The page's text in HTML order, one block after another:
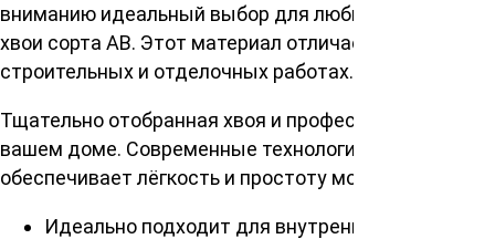
вниманию идеальный выбор для любителей
хвои сорта АВ. Этот материал отличается своей
строительных и отделочных работах.
Тщательно отобранная хвоя и профессиональная
вашем доме. Современные технологии обработки
обеспечивает лёгкость и простоту монтажа.
Идеально подходит для внутренней и наружной